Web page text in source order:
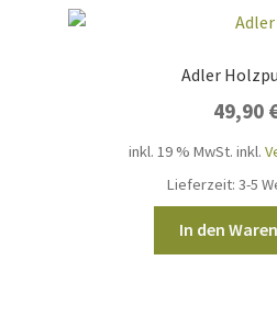
Adler
49,90
inkl. 19 % MwSt. inkl.
Lieferzeit: 3-5
In den